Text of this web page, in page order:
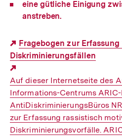
eine gütliche Einigung
anstreben.
Fragebogen zur Erfassung
Diskriminierungsfällen
Link:
Auf dieser Internetseite des
Informations-Centrums ARIC-
AntiDiskriminierungsBüros
zur Erfassung rassistisch
Diskriminierungsvorfälle.